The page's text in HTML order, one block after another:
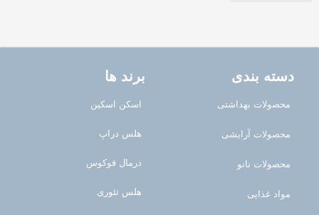
دسته بندی
محصولات بهداشتی
محصولات آرایشی
محصولات نانو
مواد غذایی
برند ها
اسکن اسکین
هلس دراپ
درمال فوکوس
هلس تئوری